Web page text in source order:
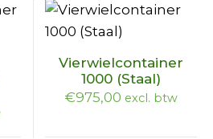
Vierwielcontainer
1000 (Staal)
€975,00 excl. btw